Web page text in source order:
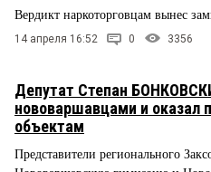
Вердикт наркоторговцам вынес
14 апреля 16:52 0 3356
Депутат Степан
нововаршавцами и оказал
объектам
Представители регионального